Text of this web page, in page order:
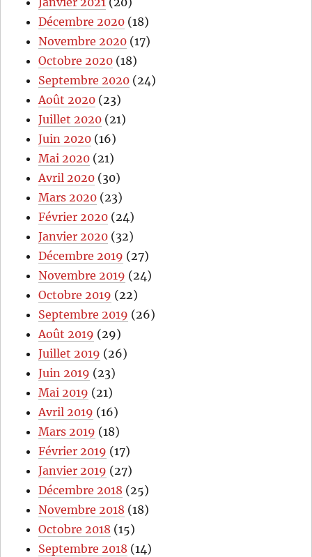
Décembre 2020 (18)
Novembre 2020 (17)
Octobre 2020 (18)
Septembre 2020 (24)
Août 2020 (23)
Juillet 2020 (21)
Juin 2020 (16)
Mai 2020 (21)
Avril 2020 (30)
Mars 2020 (23)
Février 2020 (24)
Janvier 2020 (32)
Décembre 2019 (27)
Novembre 2019 (24)
Octobre 2019 (22)
Septembre 2019 (26)
Août 2019 (29)
Juillet 2019 (26)
Juin 2019 (23)
Mai 2019 (21)
Avril 2019 (16)
Mars 2019 (18)
Février 2019 (17)
Janvier 2019 (27)
Décembre 2018 (25)
Novembre 2018 (18)
Octobre 2018 (15)
Septembre 2018 (14)